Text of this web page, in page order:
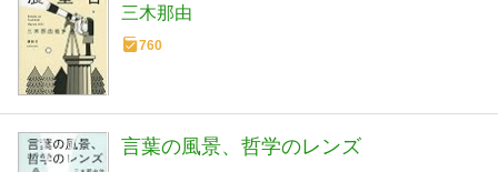
三木那由
760
言葉の風景、哲学のレンズ